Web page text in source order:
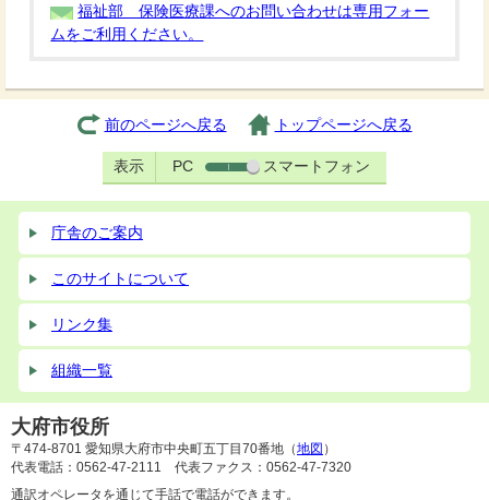
福祉部 保険医療課へのお問い合わせは専用フォー
ムをご利用ください。
前のページへ戻る トップページへ戻る
表示 PC スマートフォン
庁舎のご案内
このサイトについて
リンク集
組織一覧
大府市役所
〒474-8701 愛知県大府市中央町五丁目70番地（地図 ）
代表電話：0562-47-2111 代表ファクス：0562-47-7320
通訳オペレータを通じて手話で電話ができます。